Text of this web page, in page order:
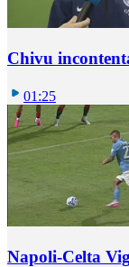
Chivu
01:25
Napoli-Celta